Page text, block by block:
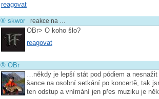
reagovat
® skwor reakce na …
OBr> O koho šlo?
reagovat
® OBr
…někdy je lepší stát pod pódiem a
šance na osobní setkání po koncertě, tak
ten odstup a vnímání jen přes muziku je